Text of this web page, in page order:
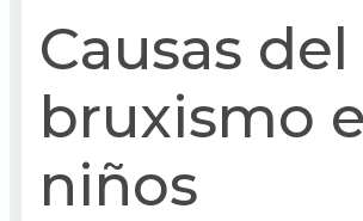
Causas del
bruxismo
niños